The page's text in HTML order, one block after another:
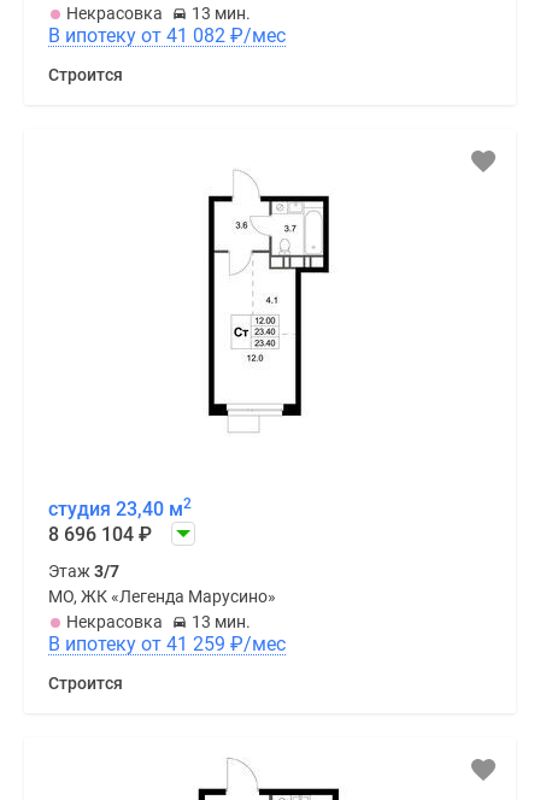
Некрасовка
13 мин.
В ипотеку от 41 082 ₽/мес
Строится
студия 23,40 м2
8 696 104 ₽
Этаж3/7
МО, ЖК «Легенда Марусино»
Некрасовка
13 мин.
В ипотеку от 41 259 ₽/мес
Строится